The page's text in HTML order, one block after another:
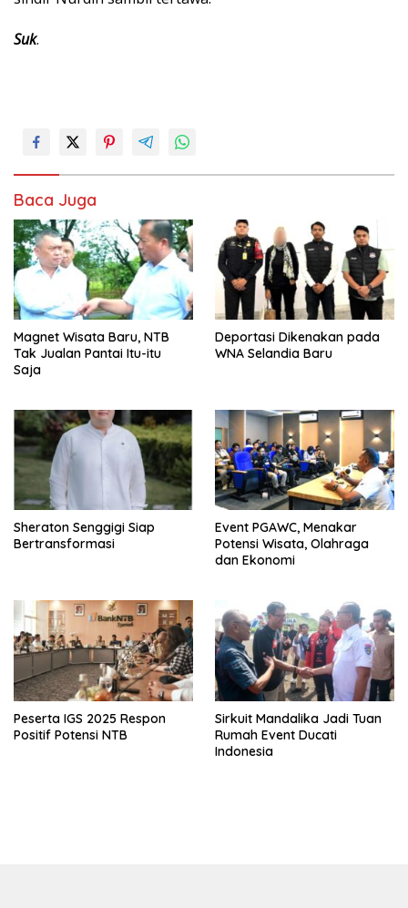
Suk.
Baca Juga
Magnet Wisata Baru, NTB
Tak Jualan Pantai Itu-itu
Saja
Deportasi Dikenakan pada
WNA Selandia Baru
Sheraton Senggigi Siap
Bertransformasi
Event PGAWC, Menakar
Potensi Wisata, Olahraga
dan Ekonomi
Peserta IGS 2025 Respon
Positif Potensi NTB
Sirkuit Mandalika Jadi Tuan
Rumah Event Ducati
Indonesia